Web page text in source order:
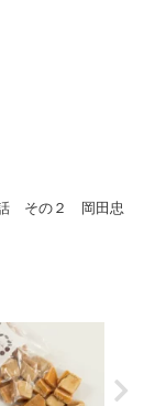
その２ 岡田忠